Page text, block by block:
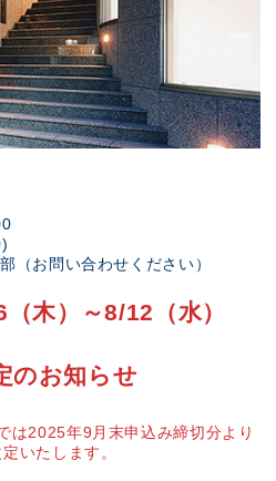
（お問い合わせください）
木）～8/12（水）
のお知らせ
は2025年9月末申込み締切分より
いたします。